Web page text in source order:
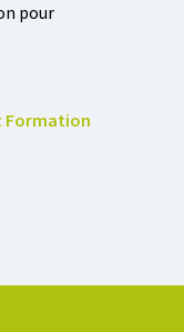
pour
Formation